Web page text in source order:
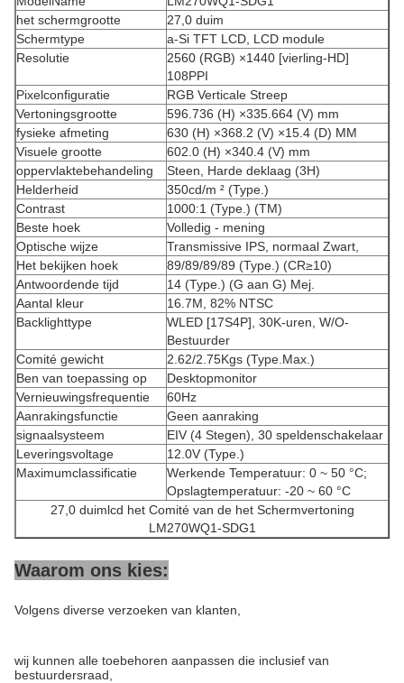
het schermgrootte
27,0 duim
Schermtype
a-Si TFT LCD, LCD module
Resolutie
2560 (RGB) ×1440 [vierling-HD]
108PPI
Pixelconfiguratie
RGB Verticale Streep
Vertoningsgrootte
596.736 (H) ×335.664 (V) mm
fysieke afmeting
630 (H) ×368.2 (V) ×15.4 (D) MM
Visuele grootte
602.0 (H) ×340.4 (V) mm
oppervlaktebehandeling
Steen, Harde deklaag (3H)
Helderheid
350cd/m ² (Type.)
Contrast
1000:1 (Type.) (TM)
Beste hoek
Volledig - mening
Optische wijze
Transmissive IPS, normaal Zwart,
Het bekijken hoek
89/89/89/89 (Type.) (CR≥10)
Antwoordende tijd
14 (Type.) (G aan G) Mej.
Aantal kleur
16.7M, 82% NTSC
Backlighttype
WLED [17S4P], 30K-uren, W/O-
Bestuurder
Comité gewicht
2.62/2.75Kgs (Type.Max.)
Ben van toepassing op
Desktopmonitor
Vernieuwingsfrequentie
60Hz
Aanrakingsfunctie
Geen aanraking
signaalsysteem
EIV (4 Stegen), 30 speldenschakelaar
Leveringsvoltage
12.0V (Type.)
Maximumclassificatie
Werkende Temperatuur: 0 ~ 50 °C;
Opslagtemperatuur: -20 ~ 60 °C
27,0 duimlcd het Comité van de het Schermvertoning
LM270WQ1-SDG1
Waarom ons kies:
Volgens diverse verzoeken van klanten,
wij kunnen alle toebehoren aanpassen die inclusief van
bestuurdersraad,